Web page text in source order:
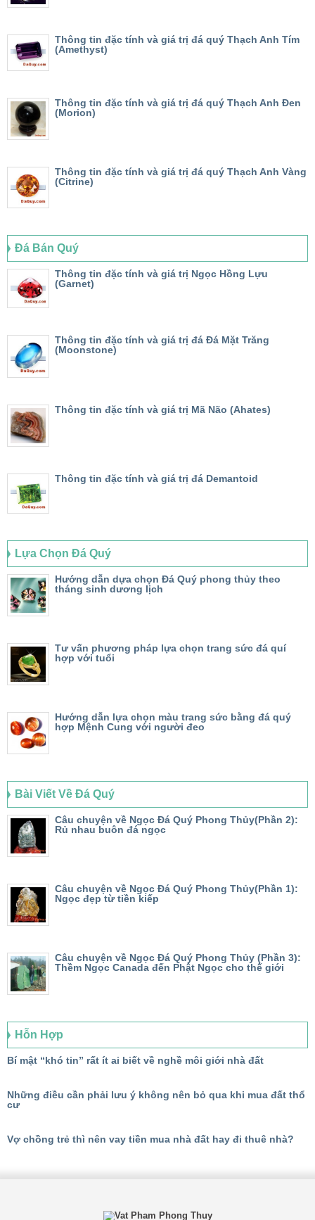
Thông tin đặc tính và giá trị đá quý Thạch Anh Tím
(Amethyst)
Thông tin đặc tính và giá trị đá quý Thạch Anh Đen
(Morion)
Thông tin đặc tính và giá trị đá quý Thạch Anh Vàng
(Citrine)
Đá Bán Quý
Thông tin đặc tính và giá trị Ngọc Hồng Lựu
(Garnet)
Thông tin đặc tính và giá trị đá Đá Mặt Trăng
(Moonstone)
Thông tin đặc tính và giá trị Mã Não (Ahates)
Thông tin đặc tính và giá trị đá Demantoid
Lựa Chọn Đá Quý
Hướng dẫn dựa chọn Đá Quý phong thủy theo
tháng sinh dương lịch
Tư vấn phương pháp lựa chọn trang sức đá quí
hợp với tuổi
Hướng dẫn lựa chọn màu trang sức bằng đá quý
hợp Mệnh Cung với người đeo
Bài Viết Về Đá Quý
Câu chuyện về Ngọc Đá Quý Phong Thủy(Phần 2):
Rủ nhau buôn đá ngọc
Câu chuyện về Ngọc Đá Quý Phong Thủy(Phần 1):
Ngọc đẹp từ tiền kiếp
Câu chuyện về Ngọc Đá Quý Phong Thủy (Phần 3):
Thềm Ngọc Canada đến Phật Ngọc cho thế giới
Hỗn Hợp
Bí mật “khó tin” rất ít ai biết về nghề môi giới nhà đất
Những điều cần phải lưu ý không nên bỏ qua khi mua đất thổ
cư
Vợ chồng trẻ thì nên vay tiền mua nhà đất hay đi thuê nhà?